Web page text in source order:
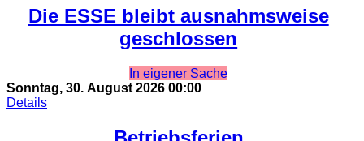
Die ESSE bleibt ausnahmsweise
geschlossen
In eigener Sache
Sonntag, 30. August 2026 00:00
Details